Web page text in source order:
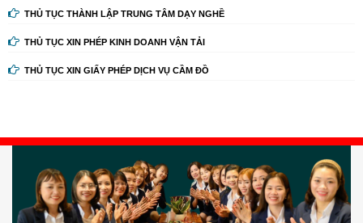
THỦ TỤC THÀNH LẬP TRUNG TÂM DẠY NGHỀ
THỦ TỤC XIN PHÉP KINH DOANH VẬN TẢI
THỦ TỤC XIN GIẤY PHÉP DỊCH VỤ CẦM ĐỒ